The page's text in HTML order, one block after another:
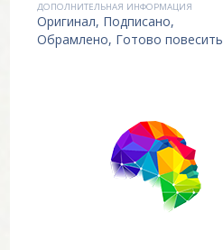
ДОПОЛНИТЕЛЬНАЯ ИНФОРМАЦИЯ
Оригинал, Подписано,
Обрамлено, Готово повесить